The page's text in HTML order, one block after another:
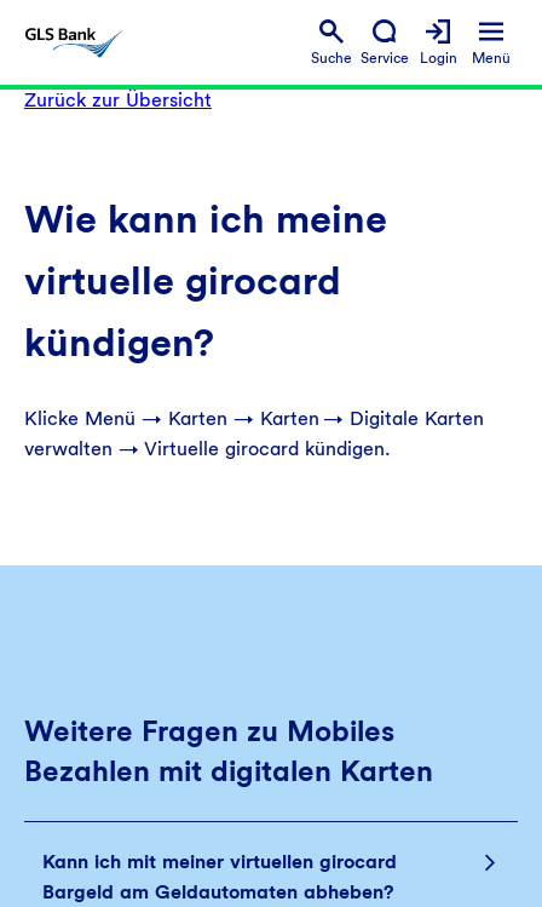
Suche Service Login Menü
Zurück zur Übersicht
Wie kann ich meine
virtuelle girocard
kündigen?
Klicke Menü → Karten → Karten → Digitale Karten
verwalten → Virtuelle girocard kündigen.
Weitere Fragen zu Mobiles
Bezahlen mit digitalen Karten
Kann ich mit meiner virtuellen girocard
Bargeld am Geldautomaten abheben?